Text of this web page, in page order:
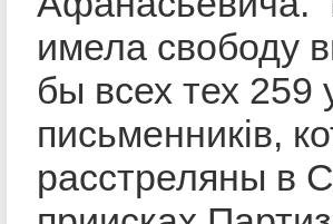
имела свободу
бы всех тех 259
письменників,
расстреляны в